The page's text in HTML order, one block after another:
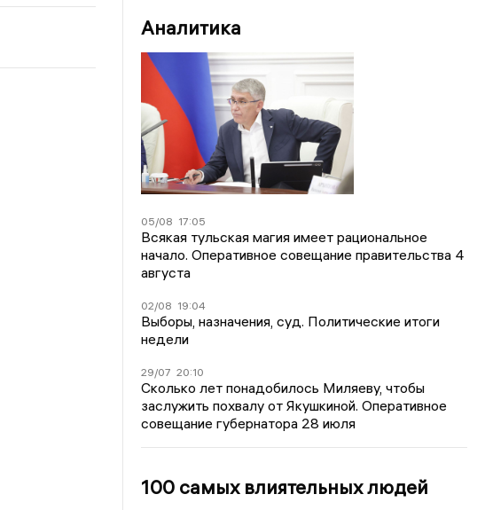
Аналитика
05/08 17:05
Всякая тульская магия имеет рациональное
начало. Оперативное совещание правительства 4
августа
02/08 19:04
Выборы, назначения, суд. Политические итоги
недели
29/07 20:10
Сколько лет понадобилось Миляеву, чтобы
заслужить похвалу от Якушкиной. Оперативное
совещание губернатора 28 июля
100 самых влиятельных людей